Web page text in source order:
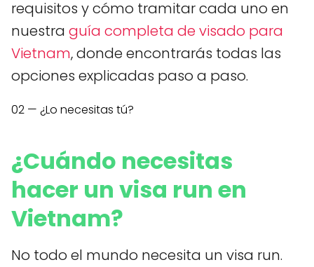
requisitos y cómo tramitar cada uno en
nuestra guía completa de visado para
Vietnam, donde encontrarás todas las
opciones explicadas paso a paso.
02 — ¿Lo necesitas tú?
¿Cuándo necesitas
hacer un visa run en
Vietnam?
No todo el mundo necesita un visa run.